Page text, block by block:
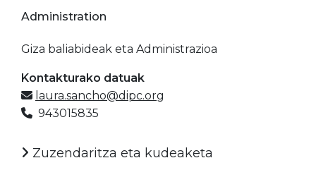
Administration
Giza baliabideak eta Administrazioa
Kontakturako datuak
laura.sancho@dipc.org
943015835
Zuzendaritza eta kudeaketa